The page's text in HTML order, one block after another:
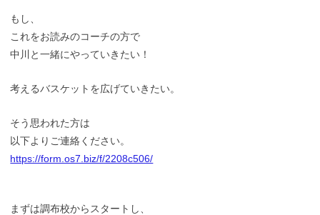
もし、
これをお読みのコーチの方で
中川と一緒にやっていきたい！
考えるバスケットを広げていきたい。
そう思われた方は
以下よりご連絡ください。
https://form.os7.biz/f/2208c506/
まずは調布校からスタートし、